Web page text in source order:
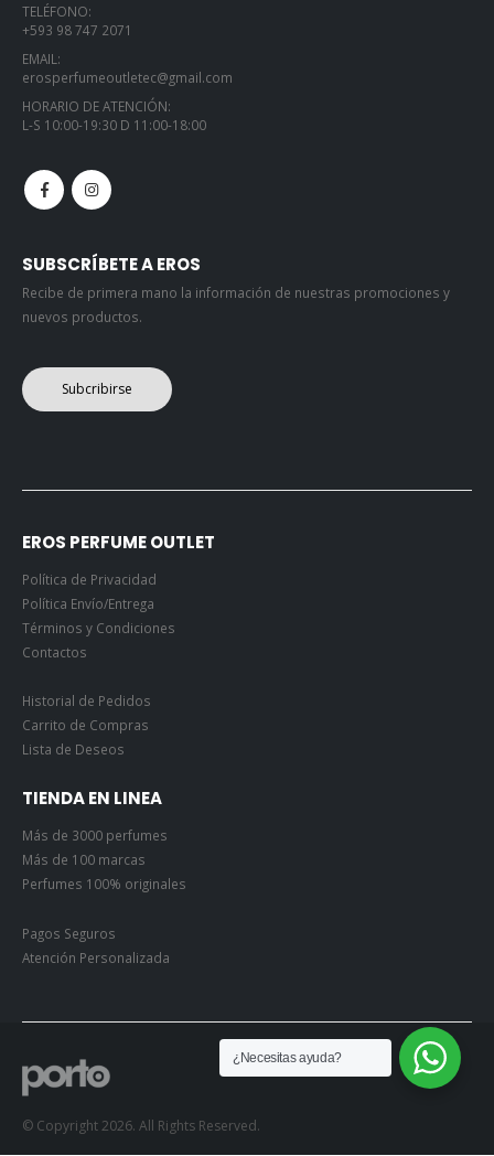
TELÉFONO:
+593 98 747 2071
EMAIL:
erosperfumeoutletec@gmail.com
HORARIO DE ATENCIÓN:
L-S 10:00-19:30 D 11:00-18:00
SUBSCRÍBETE A EROS
Recibe de primera mano la información de nuestras promociones y
nuevos productos.
Subcribirse
EROS PERFUME OUTLET
Política de Privacidad
Política Envío/Entrega
Términos y Condiciones
Contactos
Historial de Pedidos
Carrito de Compras
Lista de Deseos
TIENDA EN LINEA
Más de 3000 perfumes
Más de 100 marcas
Perfumes 100% originales
Pagos Seguros
Atención Personalizada
© Copyright 2026. All Rights Reserved.
¿Necesitas ayuda?